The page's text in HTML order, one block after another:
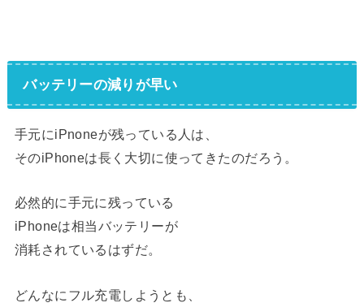
バッテリーの減りが早い
手元にiPnoneが残っている人は、
そのiPhoneは長く大切に使ってきたのだろう。
必然的に手元に残っている
iPhoneは相当バッテリーが
消耗されているはずだ。
どんなにフル充電しようとも、